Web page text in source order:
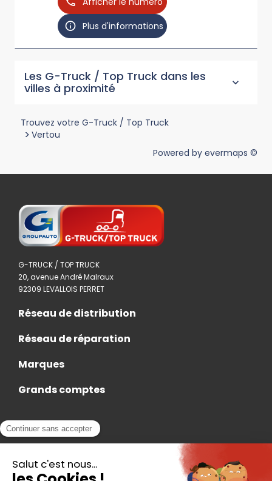
Plus d'informations
Les G-Truck / Top Truck dans les
villes à proximité
Trouvez votre G-Truck / Top Truck
> Vertou
Powered by evermaps ©
G-TRUCK / TOP TRUCK
20, avenue André Malraux
92309 LEVALLOIS PERRET
Réseau de distribution
Réseau de réparation
Marques
Grands comptes
Actualités
Contact